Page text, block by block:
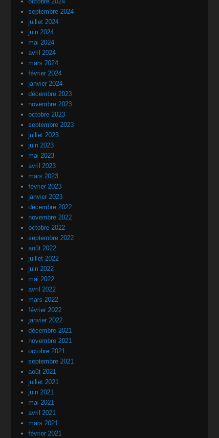
septembre 2024
juillet 2024
juin 2024
mai 2024
avril 2024
mars 2024
février 2024
janvier 2024
décembre 2023
novembre 2023
octobre 2023
septembre 2023
juillet 2023
juin 2023
mai 2023
avril 2023
mars 2023
février 2023
janvier 2023
décembre 2022
novembre 2022
octobre 2022
septembre 2022
août 2022
juillet 2022
juin 2022
mai 2022
avril 2022
mars 2022
février 2022
janvier 2022
décembre 2021
novembre 2021
octobre 2021
septembre 2021
août 2021
juillet 2021
juin 2021
mai 2021
avril 2021
mars 2021
février 2021